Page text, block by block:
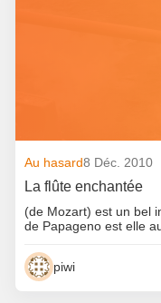
Au hasard8 Déc. 2010
La flûte enchantée
(de Mozart) est un bel
de Papageno est elle
piwi